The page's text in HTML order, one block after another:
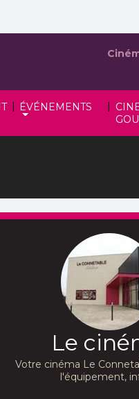
| ÉVÉNEMENTS |
Le
Votre cinéma Le
l'équipement,